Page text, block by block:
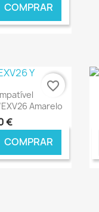
COMPRAR
Amarelo
€
COMPRAR
favorite_border